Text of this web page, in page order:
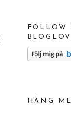
FOLLOW
HÄNG